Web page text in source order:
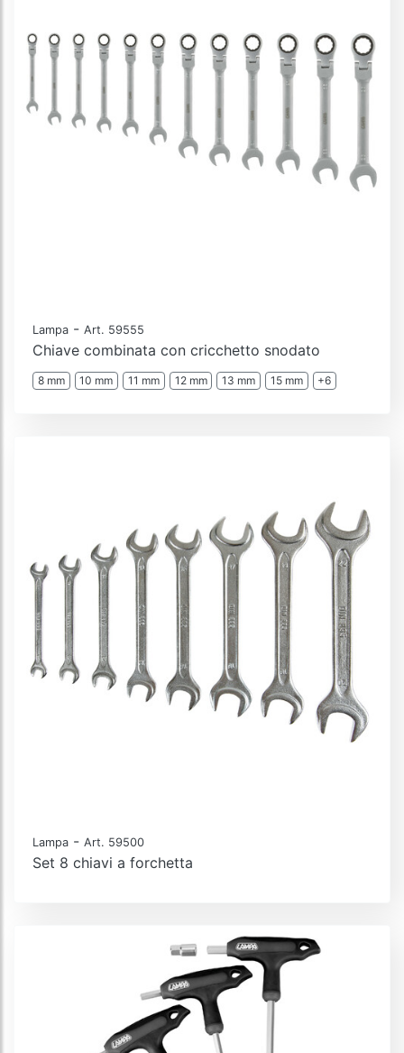
Lampa - Art. 59555
Chiave combinata con cricchetto snodato
8 mm 10 mm 11 mm 12 mm 13 mm 15 mm +6
Lampa - Art. 59500
Set 8 chiavi a forchetta